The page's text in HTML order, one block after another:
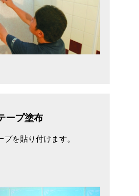
ープ塗布
を貼り付けます。